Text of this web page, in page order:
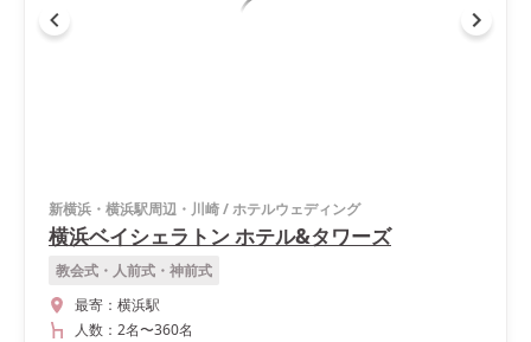
新横浜・横浜駅周辺・川崎/ホテルウェディング
横浜ベイシェラトン ホテル&タワーズ
教会式・人前式・神前式
最寄： 横浜駅
人数： 2名〜360名